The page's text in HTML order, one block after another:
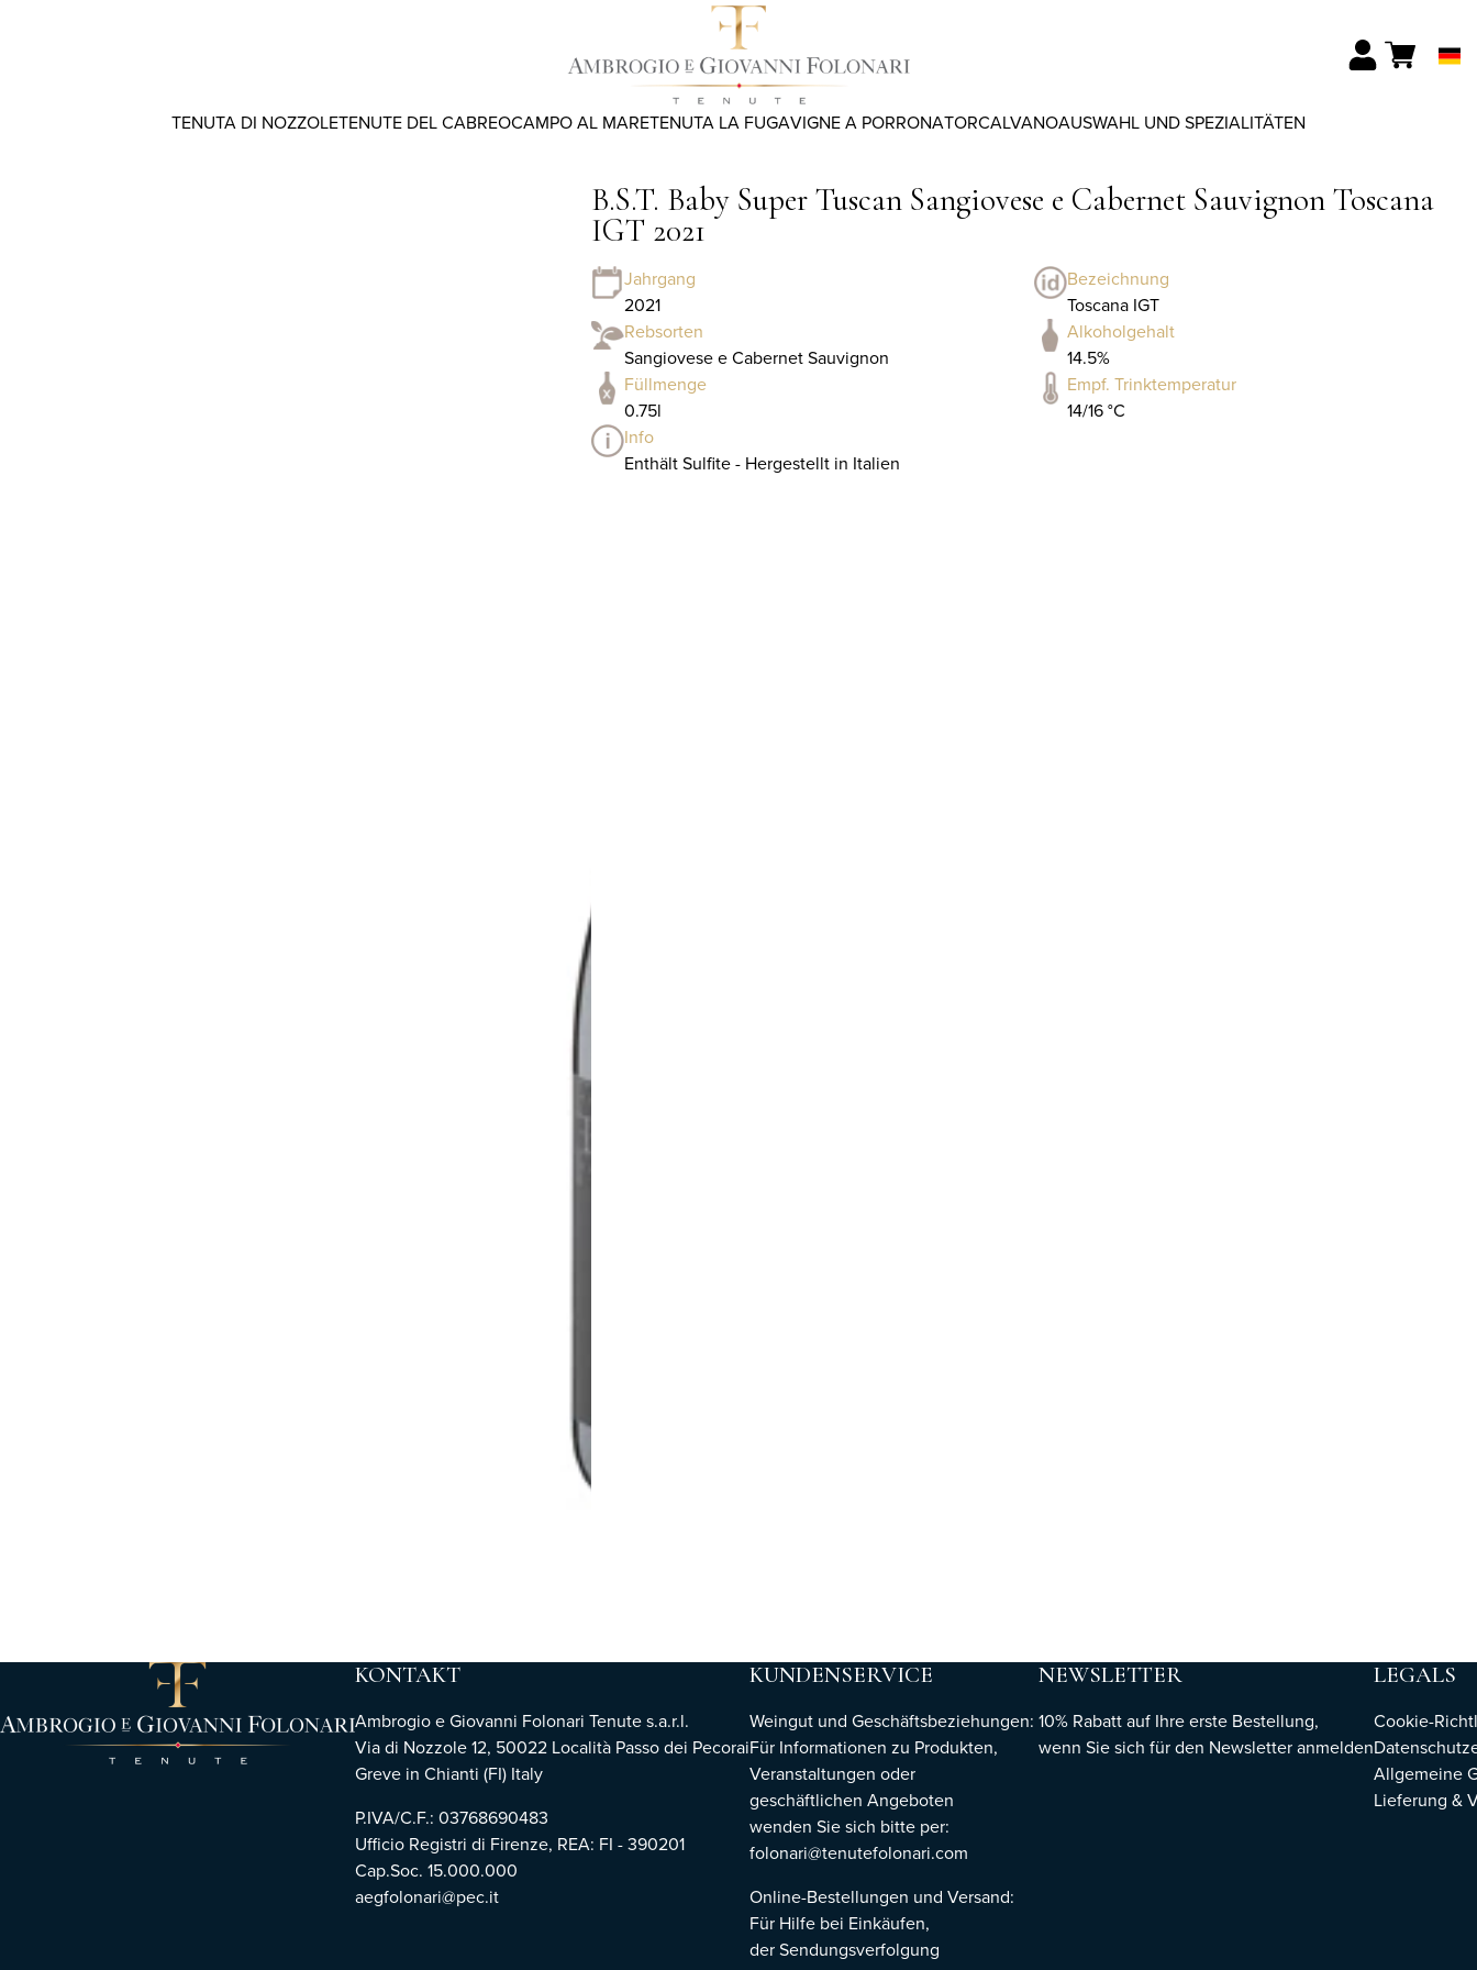
TENUTA DI NOZZOLETENUTE DEL CABREOCAMPO AL MARETENUTA LA FUGAVIGNE A PORRONATORCALVANOAUSWAHL UND SPEZIALITÄTEN
B.S.T. Baby Super Tuscan Sangiovese e Cabernet Sauvignon Toscana
IGT 2021
Jahrgang
2021
Bezeichnung
Toscana IGT
Rebsorten
Sangiovese e Cabernet Sauvignon
Alkoholgehalt
14.5%
Füllmenge
0.75l
Empf. Trinktemperatur
14/16 °C
Info
Enthält Sulfite - Hergestellt in Italien
KONTAKT
Ambrogio e Giovanni Folonari Tenute s.a.r.l.
Via di Nozzole 12, 50022 Località Passo dei Pecorai
Greve in Chianti (FI) Italy
P.IVA/C.F.: 03768690483
Ufficio Registri di Firenze, REA: FI - 390201
Cap.Soc. 15.000.000
aegfolonari@pec.it
KUNDENSERVICE
Weingut und Geschäftsbeziehungen:
Für Informationen zu Produkten,
Veranstaltungen oder
geschäftlichen Angeboten
wenden Sie sich bitte per:
folonari@tenutefolonari.com
Online-Bestellungen und Versand:
Für Hilfe bei Einkäufen,
der Sendungsverfolgung
NEWSLETTER
10% Rabatt auf Ihre erste Bestellung,
wenn Sie sich für den Newsletteranmelden
LEGALS
Cookie-
Allgemeine
Lieferung &